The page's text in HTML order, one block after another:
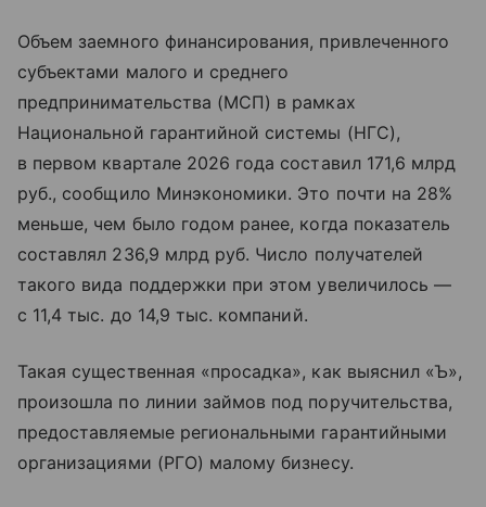
Объем заемного финансирования, привлеченного
субъектами малого и среднего
предпринимательства (МСП) в рамках
Национальной гарантийной системы (НГС),
в первом квартале 2026 года составил 171,6 млрд
руб., сообщило Минэкономики. Это почти на 28%
меньше, чем было годом ранее, когда показатель
составлял 236,9 млрд руб. Число получателей
такого вида поддержки при этом увеличилось —
с 11,4 тыс. до 14,9 тыс. компаний.
Такая существенная «просадка», как выяснил «Ъ»,
произошла по линии займов под поручительства,
предоставляемые региональными гарантийными
организациями (РГО) малому бизнесу.